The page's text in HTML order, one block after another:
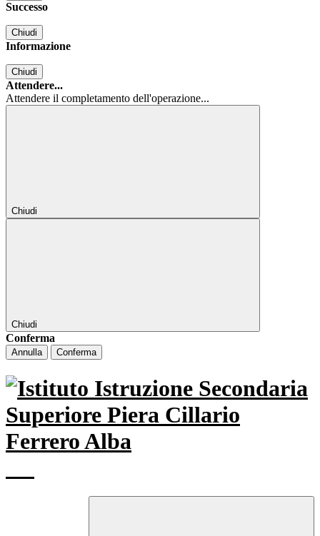
Successo
Chiudi
Informazione
Chiudi
Attendere...
Attendere il completamento dell'operazione...
Chiudi
Chiudi
Conferma
Annulla Conferma